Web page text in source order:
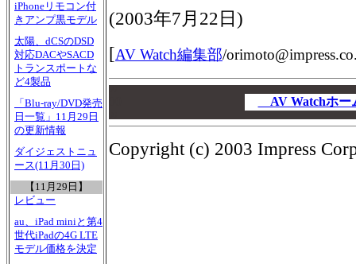
iPhoneリモコン付
きアンプ黒モデル
太陽、dCSのDSD
対応DACやSACD
トランスポートな
ど4製品
「Blu-ray/DVD発売
日一覧」11月29日
の更新情報
ダイジェストニュ
ース(11月30日)
【11月29日】
レビュー
au、iPad miniと第4
世代iPadの4G LTE
モデル価格を決定
(2003年7月22日)
[AV Watch編集部/
AV Watchホ
Copyright (c) 2003 Impress